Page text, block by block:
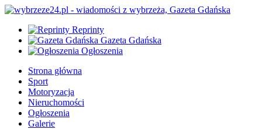
Reprinty
Gazeta Gdańska
Ogłoszenia
Strona główna
Sport
Motoryzacja
Nieruchomości
Ogłoszenia
Galerie